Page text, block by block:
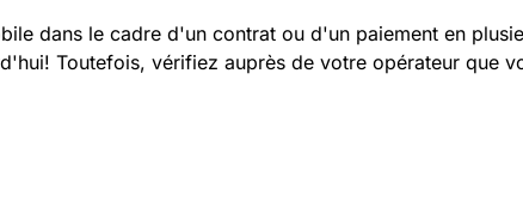
dans le cadre d'un contrat ou d'un paiement en
Toutefois, vérifiez auprès de votre opérateur que